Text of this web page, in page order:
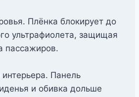
Плёнка блокирует до
ультрафиолета, защищая
пассажиров.
Панель
и обивка дольше